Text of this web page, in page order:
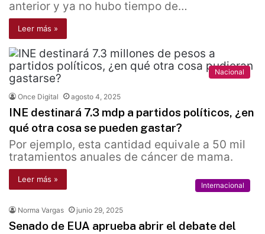
anterior y ya no hubo tiempo de…
Leer más »
Nacional
Once Digital agosto 4, 2025
INE destinará 7.3 mdp a partidos políticos, ¿en
qué otra cosa se pueden gastar?
Por ejemplo, esta cantidad equivale a 50 mil
tratamientos anuales de cáncer de mama.
Leer más »
Internacional
Norma Vargas junio 29, 2025
Senado de EUA aprueba abrir el debate del